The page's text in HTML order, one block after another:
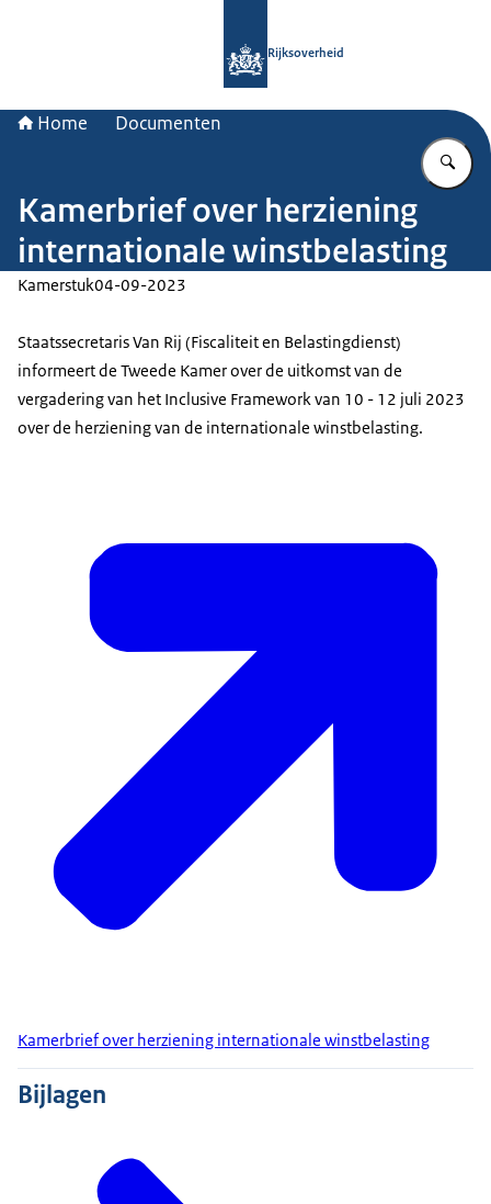
Rijksoverheid
Home Documenten
Kamerbrief over herziening
internationale winstbelasting
Kamerstuk04-09-2023
Staatssecretaris Van Rij (Fiscaliteit en Belastingdienst)
informeert de Tweede Kamer over de uitkomst van de
vergadering van het Inclusive Framework van 10 - 12 juli 2023
over de herziening van de internationale winstbelasting.
Kamerbrief over herziening internationale winstbelasting
Bijlagen